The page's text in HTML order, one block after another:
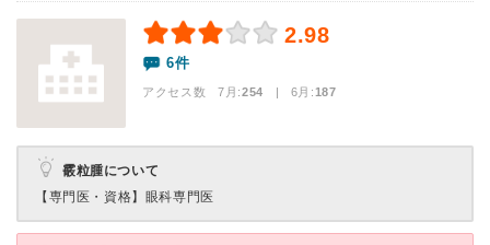
2.98
6件
アクセス数 7月:254 | 6月:187
霰粒腫について
【専門医・資格】 眼科専門医